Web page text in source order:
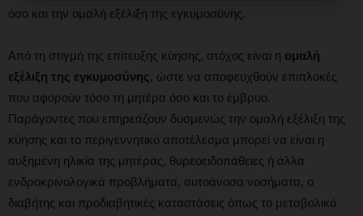
όσο και την ομαλή εξέλιξη της εγκυμοσύνης.
Από τη στιγμή της επίτευξης κύησης, στόχος είναι η ομαλή
εξέλιξη της εγκυμοσύνης , ώστε να αποφευχθούν επιπλοκές
που αφορούν τόσο τη μητέρα όσο και το έμβρυο.
Παράγοντες που επηρεάζουν δυσμενώς την ομαλή εξέλιξη της
κύησης και το περιγεννητικό αποτέλεσμα μπορεί να είναι η
αυξημένη ηλικία της μητέρας, θυρεοειδοπάθειες ή άλλα
ενδροκρινολογικά προβλήματα, αυτοάνοσα νοσήματα, ο
διαβήτης και προδιαβητικές καταστάσεις όπως το μεταβολικό